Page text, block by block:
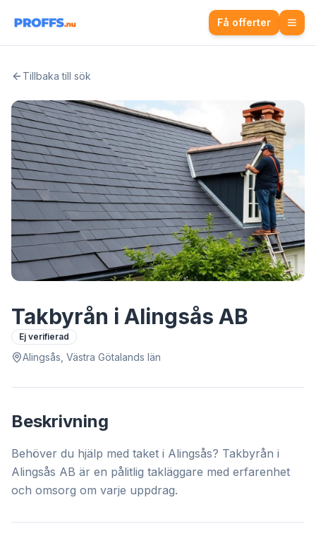
Få offerter
Tillbaka till sök
Takbyrån i Alingsås AB
Ej verifierad
Alingsås, Västra Götalands län
Beskrivning
Behöver du hjälp med taket i Alingsås? Takbyrån i
Alingsås AB är en pålitlig takläggare med erfarenhet
och omsorg om varje uppdrag.